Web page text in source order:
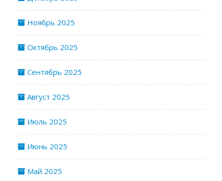
Ноябрь 2025
Октябрь 2025
Сентябрь 2025
Август 2025
Июль 2025
Июнь 2025
Май 2025